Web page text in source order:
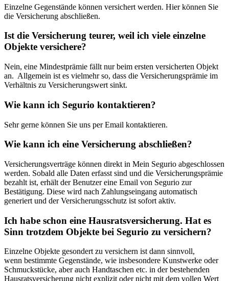
Einzelne Gegenstände können versichert werden. Hier können Sie
die Versicherung abschließen.
Ist die Versicherung teurer, weil ich viele einzelne
Objekte versichere?
Nein, eine Mindestprämie fällt nur beim ersten versicherten Objekt
an. Allgemein ist es vielmehr so, dass die Versicherungsprämie im
Verhältnis zu Versicherungswert sinkt.
Wie kann ich Segurio kontaktieren?
Sehr gerne können Sie uns per Email kontaktieren.
Wie kann ich eine Versicherung abschließen?
Versicherungsverträge können direkt in Mein Segurio abgeschlossen
werden. Sobald alle Daten erfasst sind und die Versicherungsprämie
bezahlt ist, erhält der Benutzer eine Email von Segurio zur
Bestätigung. Diese wird nach Zahlungseingang automatisch
generiert und der Versicherungsschutz ist sofort aktiv.
Ich habe schon eine Hausratsversicherung. Hat es
Sinn trotzdem Objekte bei Segurio zu versichern?
Einzelne Objekte gesondert zu versichern ist dann sinnvoll,
wenn bestimmte Gegenstände, wie insbesondere Kunstwerke oder
Schmuckstücke, aber auch Handtaschen etc. in der bestehenden
Hausratsversicherung nicht explizit oder nicht mit dem vollen Wert